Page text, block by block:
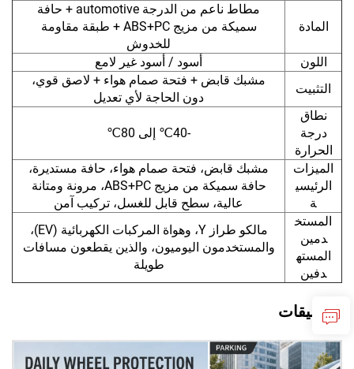
المادة
مطاط ناعم من الدرجة automotive + حافة
سميكة من مزيج ABS+PC + طبقة مقاومة
للخدوش
اللون
أسود / أسود غير لامع
التثبيت
مشبك قابض + فتحة صمام هواء + لاصق قوي،
دون الحاجة لأي تعديل
نطاق
درجة
الحرارة
-40℃ إلى 80℃
الميزات
الرئيسي
ة
مشبك قابض، فتحة صمام هواء، حافة مستديرة،
حافة سميكة من مزيج ABS+PC، مرونة ومتانة
عالية، سطح قابل للغسل، تركيب آمن
المستخ
دمين
المسته
دفين
مالكو طراز Y، وهواة المركبات الكهربائية (EV)،
والمستخدمون اليوميون، والذين يقطعون مسافات
طويلة
التطبيقات